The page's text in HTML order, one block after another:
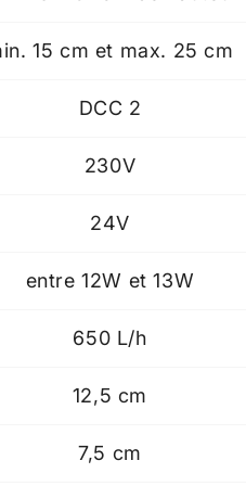
15 cm et max. 25 cm
DCC 2
230V
24V
entre 12W et 13W
650 L/h
12,5 cm
7,5 cm